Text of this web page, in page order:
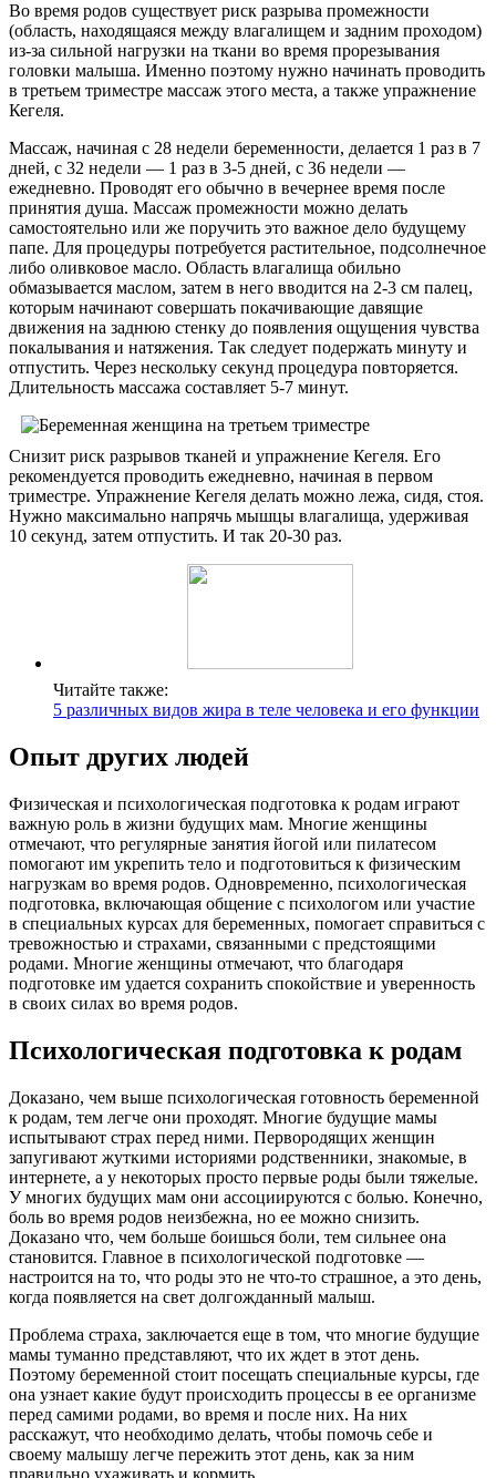
Во время родов существует риск разрыва промежности
(область, находящаяся между влагалищем и задним проходом)
из-за сильной нагрузки на ткани во время прорезывания
головки малыша. Именно поэтому нужно начинать проводить
в третьем триместре массаж этого места, а также упражнение
Кегеля.
Массаж, начиная с 28 недели беременности, делается 1 раз в 7
дней, с 32 недели — 1 раз в 3-5 дней, с 36 недели —
ежедневно. Проводят его обычно в вечернее время после
принятия душа. Массаж промежности можно делать
самостоятельно или же поручить это важное дело будущему
папе. Для процедуры потребуется растительное, подсолнечное
либо оливковое масло. Область влагалища обильно
обмазывается маслом, затем в него вводится на 2-3 см палец,
которым начинают совершать покачивающие давящие
движения на заднюю стенку до появления ощущения чувства
покалывания и натяжения. Так следует подержать минуту и
отпустить. Через нескольку секунд процедура повторяется.
Длительность массажа составляет 5-7 минут.
Снизит риск разрывов тканей и упражнение Кегеля. Его
рекомендуется проводить ежедневно, начиная в первом
триместре. Упражнение Кегеля делать можно лежа, сидя, стоя.
Нужно максимально напрячь мышцы влагалища, удерживая
10 секунд, затем отпустить. И так 20-30 раз.
Читайте также:
5 различных видов жира в теле человека и его функции
Опыт других людей
Физическая и психологическая подготовка к родам играют
важную роль в жизни будущих мам. Многие женщины
отмечают, что регулярные занятия йогой или пилатесом
помогают им укрепить тело и подготовиться к физическим
нагрузкам во время родов. Одновременно, психологическая
подготовка, включающая общение с психологом или участие
в специальных курсах для беременных, помогает справиться с
тревожностью и страхами, связанными с предстоящими
родами. Многие женщины отмечают, что благодаря
подготовке им удается сохранить спокойствие и уверенность
в своих силах во время родов.
Психологическая подготовка к родам
Доказано, чем выше психологическая готовность беременной
к родам, тем легче они проходят. Многие будущие мамы
испытывают страх перед ними. Первородящих женщин
запугивают жуткими историями родственники, знакомые, в
интернете, а у некоторых просто первые роды были тяжелые.
У многих будущих мам они ассоциируются с болью. Конечно,
боль во время родов неизбежна, но ее можно снизить.
Доказано что, чем больше боишься боли, тем сильнее она
становится. Главное в психологической подготовке —
настроится на то, что роды это не что-то страшное, а это день,
когда появляется на свет долгожданный малыш.
Проблема страха, заключается еще в том, что многие будущие
мамы туманно представляют, что их ждет в этот день.
Поэтому беременной стоит посещать специальные курсы, где
она узнает какие будут происходить процессы в ее организме
перед самими родами, во время и после них. На них
расскажут, что необходимо делать, чтобы помочь себе и
своему малышу легче пережить этот день, как за ним
правильно ухаживать и кормить.